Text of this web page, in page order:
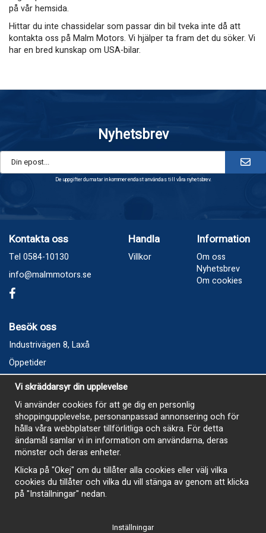
på vår hemsida.
Hittar du inte chassidelar som passar din bil tveka inte då att
kontakta oss på Malm Motors. Vi hjälper ta fram det du söker. Vi
har en bred kunskap om USA-bilar.
Nyhetsbrev
De uppgifter du matar in kommer endast användas till våra nyhetsbrev.
Kontakta oss
Tel 0584-10130
info@malmmotors.se
Handla
Villkor
Information
Om oss
Nyhetsbrev
Om cookies
Besök oss
Industrivägen 8, Laxå
Öppetider
Vecka 32
Måndag kl 9-12, kl 13 - 15
Onsdag kl 9-12, kl 13 - 15
Tisdag, Tordag och Fredag stängt
E-Handelsbutiken är öppen och paket skickas hela
sommaren
Vi skräddarsyr din upplevelse
Vi använder cookies för att ge dig en personlig
shoppingupplevelse, personanpassad annonsering och för
hålla våra webbplatser tillförlitliga och säkra. För detta
ändamål samlar vi in information om användarna, deras
mönster och deras enheter.
Klicka på "Okej" om du tillåter alla cookies eller välj vilka
cookies du tillåter och vilka du vill stänga av genom att klicka
på "Inställningar" nedan.
Inställningar